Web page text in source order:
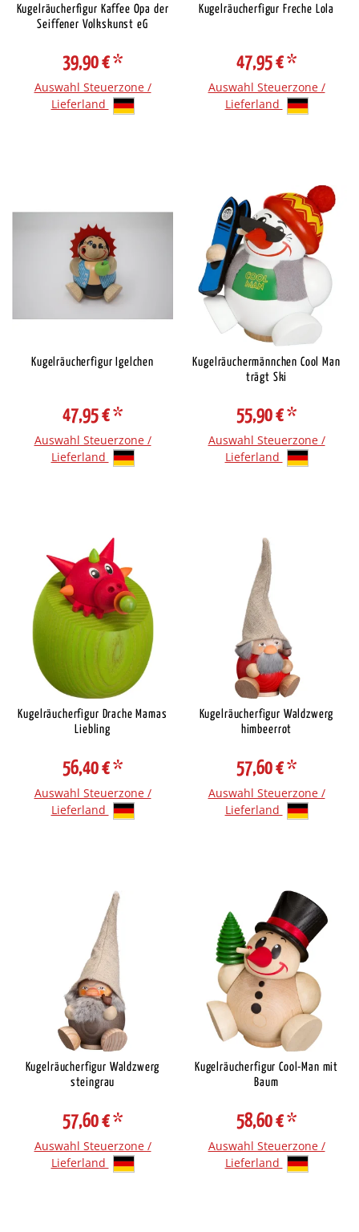
Kugelräucherfigur Kaffee Opa der
Seiffener Volkskunst eG
39,90 €*
Auswahl Steuerzone /
Lieferland
Kugelräucherfigur Freche Lola
47,95 €*
Auswahl Steuerzone /
Lieferland
Kugelräucherfigur Igelchen
47,95 €*
Auswahl Steuerzone /
Lieferland
Kugelräuchermännchen Cool Man
trägt Ski
55,90 €*
Auswahl Steuerzone /
Lieferland
Kugelräucherfigur Drache Mamas
Liebling
56,40 €*
Auswahl Steuerzone /
Lieferland
Kugelräucherfigur Waldzwerg
himbeerrot
57,60 €*
Auswahl Steuerzone /
Lieferland
Kugelräucherfigur Waldzwerg
steingrau
57,60 €*
Auswahl Steuerzone /
Lieferland
Kugelräucherfigur Cool-Man mit
Baum
58,60 €*
Auswahl Steuerzone /
Lieferland